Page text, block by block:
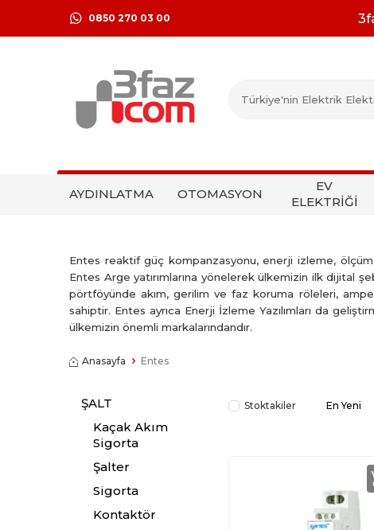
0850 270 03 00
AYDINLATMA OTOMASYON
EV
ELEKTRİĞİ
Entes reaktif güç kompanzasyonu, enerji izleme, ölçüm
Entes Arge yatırımlarına yönelerek ülkemizin ilk dijital
pörtföyünde akım, gerilim ve faz koruma röleleri,
sahiptir. Entes ayrıca Enerji İzleme Yazılımları da
ülkemizin önemli markalarındandır.
Anasayfa Entes
ŞALT
Kaçak Akım
Sigorta
Şalter
Sigorta
Kontaktör
Stoktakiler En Yeni